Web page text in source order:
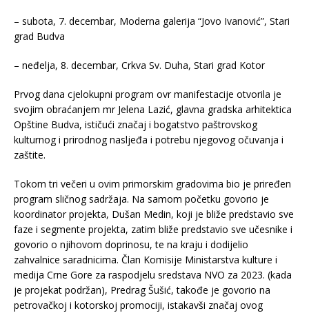
– subota, 7. decembar, Moderna galerija “Jovo Ivanović”, Stari
grad Budva
– neđelja, 8. decembar, Crkva Sv. Duha, Stari grad Kotor
Prvog dana cjelokupni program ovr manifestacije otvorila je
svojim obraćanjem mr Jelena Lazić, glavna gradska arhitektica
Opštine Budva, ističući značaj i bogatstvo paštrovskog
kulturnog i prirodnog nasljeđa i potrebu njegovog očuvanja i
zaštite.
Tokom tri večeri u ovim primorskim gradovima bio je priređen
program sličnog sadržaja. Na samom početku govorio je
koordinator projekta, Dušan Medin, koji je bliže predstavio sve
faze i segmente projekta, zatim bliže predstavio sve učesnike i
govorio o njihovom doprinosu, te na kraju i dodijelio
zahvalnice saradnicima. Član Komisije Ministarstva kulture i
medija Crne Gore za raspodjelu sredstava NVO za 2023. (kada
je projekat podržan), Predrag Šušić, takođe je govorio na
petrovačkoj i kotorskoj promociji, istakavši značaj ovog